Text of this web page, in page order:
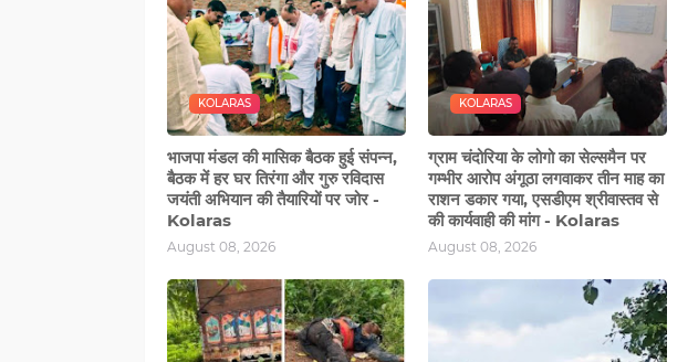
KOLARAS
भाजपा मंडल की मासिक बैठक हुई संपन्न,
बैठक में हर घर तिरंगा और गुरु रविदास
जयंती अभियान की तैयारियों पर जोर -
Kolaras
August 08, 2026
KOLARAS
ग्राम चंदोरिया के लोगो का सेल्समैन पर
गम्‍भीर आरोप अंगूठा लगवाकर तीन माह का
राशन डकार गया, एसडीएम श्रीवास्‍तव से
की कार्यवाही की मांग - Kolaras
August 08, 2026